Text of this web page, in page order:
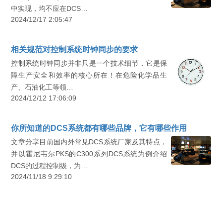
中实现，均不应在DCS…
2024/12/17 2:05:47
相关规范对控制系统时钟同步的要求
控制系统时钟同步并非只是一个技术细节，它是保
障生产安全和效率的核心所在！在危险化学品生
产、石油化工等领…
2024/12/12 17:06:09
你所知道的DCS系统都有哪些品牌，它有哪些作用
文章分享目前国内外常见DCS系统厂家及其特点，
并以霍尼韦尔PKS的C300系列DCS系统为例介绍
DCS的过程控制级，为…
2024/11/18 9:29:10